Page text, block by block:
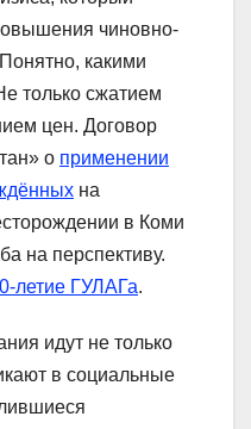
чиновно-
какими
только сжатием
цен. Договор
о применении
на
в Коми
на перспективу.
летие ГУЛАГа.
идут не только
в социальные